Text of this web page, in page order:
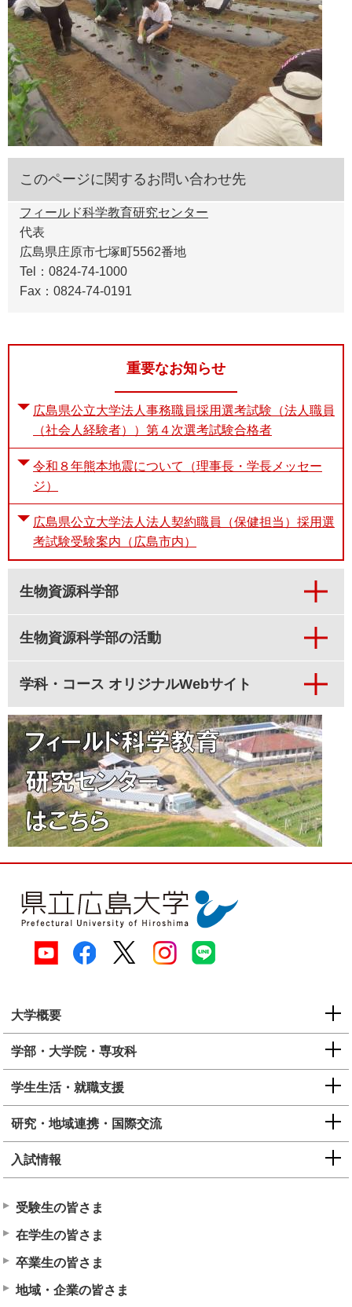
このページに関するお問い合わせ先
フィールド科学教育研究センター
代表
広島県庄原市七塚町5562番地
Tel：0824-74-1000
Fax：0824-74-0191
重要なお知らせ
広島県公立大学法人事務職員採用選考試験（法人職員
（社会人経験者））第４次選考試験合格者
令和８年熊本地震について（理事長・学長メッセー
ジ）
広島県公立大学法人法人契約職員（保健担当）採用選
考試験受験案内（広島市内）
生物資源科学部
生物資源科学部の活動
学科・コース オリジナルWebサイト
大学概要
学部・大学院・専攻科
学生生活・就職支援
研究・地域連携・国際交流
入試情報
受験生の皆さま
在学生の皆さま
卒業生の皆さま
地域・企業の皆さま